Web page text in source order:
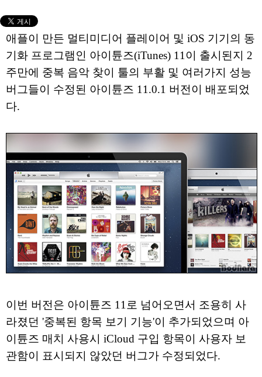
애플이 만든 멀티미디어 플레이어 및 iOS 기기의 동
기화 프로그램인 아이튠즈(iTunes) 11이 출시된지 2
주만에 중복 음악 찾이 툴의 부활 및 여러가지 성능
버그들이 수정된 아이튠즈 11.0.1 버전이 배포되었
다.
이번 버전은 아이튠즈 11로 넘어오면서 조용히 사
라졌던 '중복된 항목 보기 기능'이 추가되었으며 아
이튠즈 매치 사용시 iCloud 구입 항목이 사용자 보
관함이 표시되지 않았던 버그가 수정되었다.